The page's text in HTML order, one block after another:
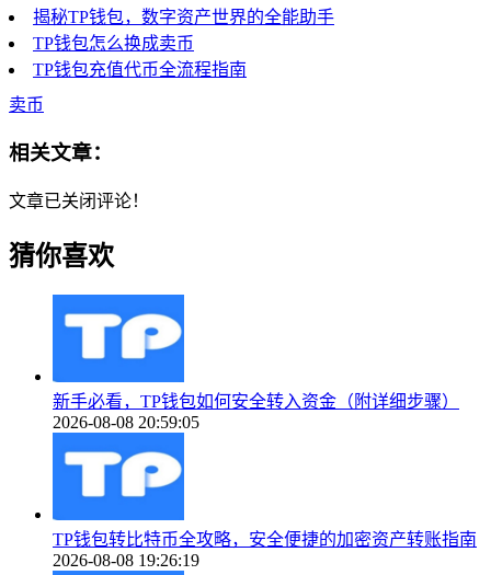
揭秘TP钱包，数字资产世界的全能助手
TP钱包怎么换成卖币
TP钱包充值代币全流程指南
卖币
相关文章：
文章已关闭评论！
猜你喜欢
新手必看，TP钱包如何安全转入资金（附详细步骤）
2026-08-08 20:59:05
TP钱包转比特币全攻略，安全便捷的加密资产转账指南
2026-08-08 19:26:19